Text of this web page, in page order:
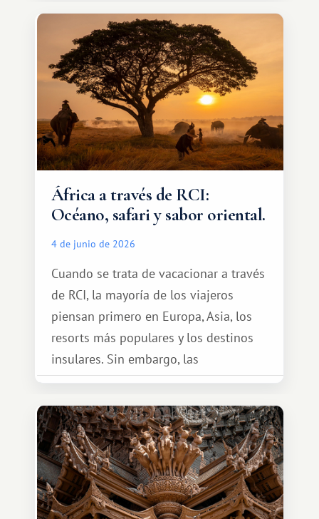
especial por tu pareja. No tiene por
qué ser algo grandioso, pero sí algo
cálido y memorable.
África a través de RCI:
Océano, safari y sabor oriental.
4 de junio de 2026
Cuando se trata de vacacionar a través
de RCI, la mayoría de los viajeros
piensan primero en Europa, Asia, los
resorts más populares y los destinos
insulares. Sin embargo, las
oportunidades que ofrece el sistema
de intercambio son mucho más
amplias. Entre ellas se encuentra
África, un continente que ofrece una
experiencia de viaje completamente
diferente.